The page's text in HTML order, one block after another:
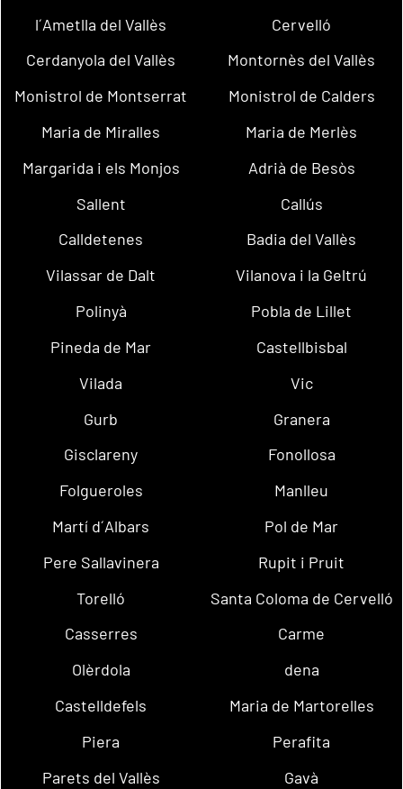
l´Ametlla del Vallès
Cervelló
Cerdanyola del Vallès
Montornès del Vallès
Monistrol de Montserrat
Monistrol de Calders
Maria de Miralles
Maria de Merlès
Margarida i els Monjos
Adrià de Besòs
Sallent
Callús
Calldetenes
Badia del Vallès
Vilassar de Dalt
Vilanova i la Geltrú
Polinyà
Pobla de Lillet
Pineda de Mar
Castellbisbal
Vilada
Vic
Gurb
Granera
Gisclareny
Fonollosa
Folgueroles
Manlleu
Martí d´Albars
Pol de Mar
Pere Sallavinera
Rupit i Pruit
Torelló
Santa Coloma de Cervelló
Casserres
Carme
Olèrdola
dena
Castelldefels
Maria de Martorelles
Piera
Perafita
Parets del Vallès
Gavà